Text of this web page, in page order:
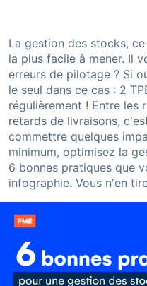
La gestion des stocks,
la plus facile à mener. Il
erreurs de pilotage ? Si
le seul dans ce cas : 2
régulièrement ! Entre les
retards de livraisons,
commettre quelques
minimum, optimisez la
6 bonnes pratiques que
infographie. Vous n'en